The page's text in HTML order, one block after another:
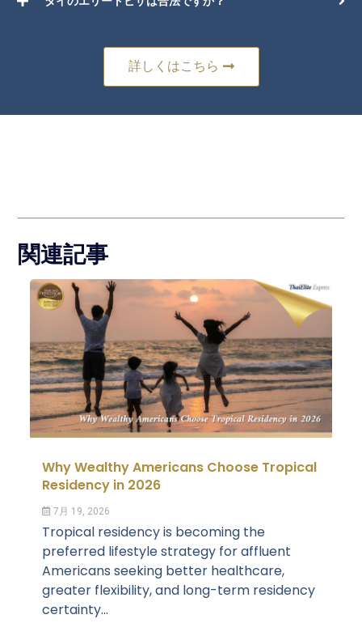
詳しくはこちら
関連記事
Why Wealthy Americans Choose Tropical
Residency in 2026
7月 19, 2026
Tropical residency is becoming the
preferred lifestyle strategy for affluent
Americans seeking better healthcare,
greater flexibility, and long-term residency
certainty...